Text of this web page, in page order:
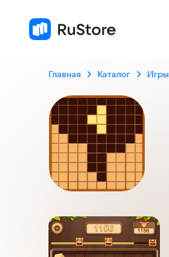
Главная Каталог Игры
Скриншоты